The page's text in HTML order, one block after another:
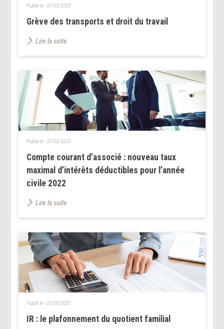
Grève des transports et droit du travail
Publié le :07/03/2023
Lire la suite
Compte courant d’associé : nouveau taux
maximal d’intérêts déductibles pour l’année
civile 2022
Publié le :07/03/2023
Lire la suite
IR : le plafonnement du quotient familial
Publié le :07/03/2023